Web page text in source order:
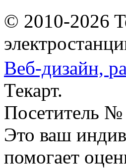
© 2010-2026
Веб-дизайн,
Текарт.
Посетитель №
Это ваш
помогает